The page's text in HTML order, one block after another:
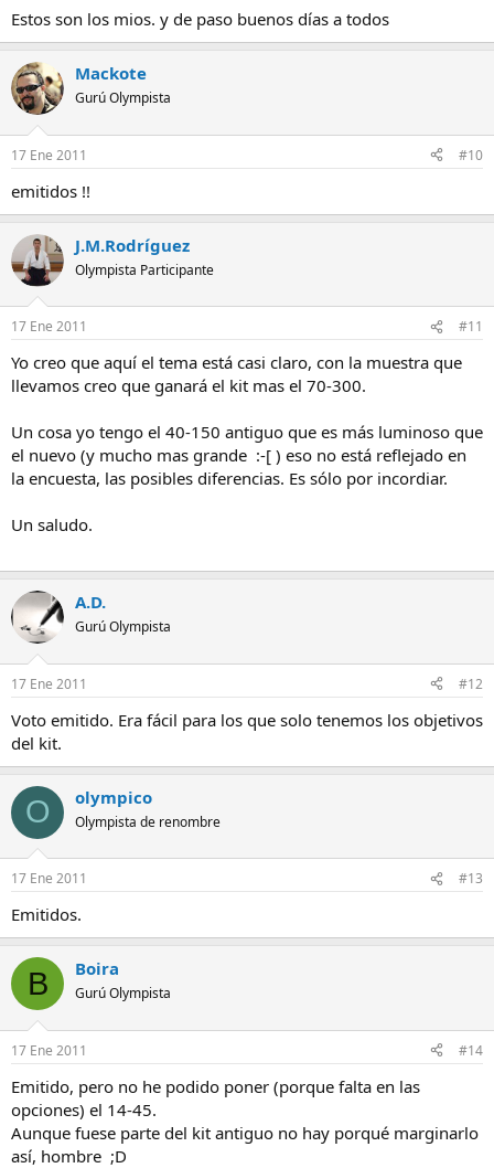
Estos son los mios. y de paso buenos días a todos
Mackote
Gurú Olympista
17 Ene 2011 #10
emitidos !!
J.M.Rodríguez
Olympista Participante
17 Ene 2011 #11
Yo creo que aquí el tema está casi claro, con la muestra que
llevamos creo que ganará el kit mas el 70-300.
Un cosa yo tengo el 40-150 antiguo que es más luminoso que
el nuevo (y mucho mas grande :-[ ) eso no está reflejado en
la encuesta, las posibles diferencias. Es sólo por incordiar.
Un saludo.
A.D.
Gurú Olympista
17 Ene 2011 #12
Voto emitido. Era fácil para los que solo tenemos los objetivos
del kit.
O olympico
Olympista de renombre
17 Ene 2011 #13
Emitidos.
B Boira
Gurú Olympista
17 Ene 2011 #14
Emitido, pero no he podido poner (porque falta en las
opciones) el 14-45.
Aunque fuese parte del kit antiguo no hay porqué marginarlo
así, hombre ;D